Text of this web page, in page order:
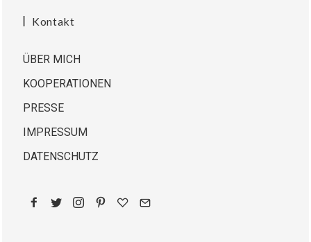
Kontakt
ÜBER MICH
KOOPERATIONEN
PRESSE
IMPRESSUM
DATENSCHUTZ